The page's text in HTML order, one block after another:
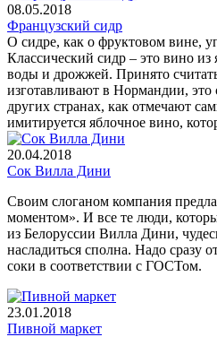
08.05.2018
Французский сидр
О сидре, как о фруктовом вине,
Классический сидр – это вино из
воды и дрожжей. Принято
изготавливают в Нормандии, это
других странах, как отмечают
имитируется яблочное вино,
20.04.2018
Сок Вилла Дини
Своим слоганом компания
моментом». И все те люди,
из Белоруссии Вилла Дини,
насладиться сполна. Надо сразу
соки в соответствии с ГОСТом.
23.01.2018
Пивной маркет